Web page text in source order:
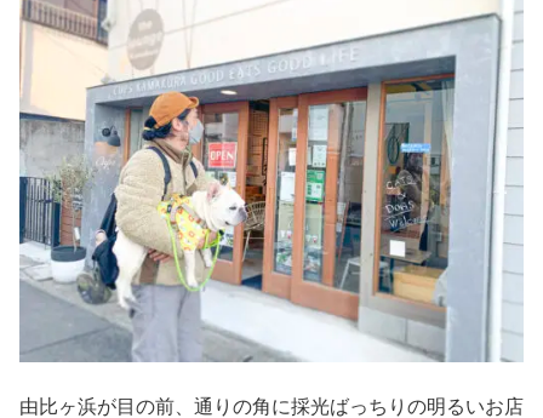
由比ヶ浜が目の前、通りの角に採光ばっちりの明るいお店